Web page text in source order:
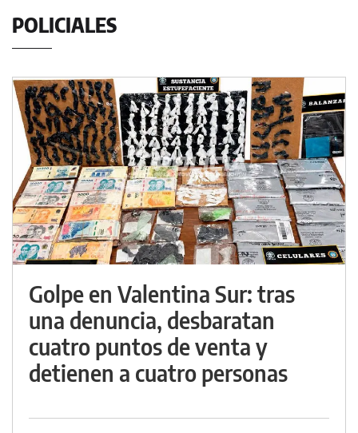
POLICIALES
Golpe en Valentina Sur: tras
una denuncia, desbaratan
cuatro puntos de venta y
detienen a cuatro personas